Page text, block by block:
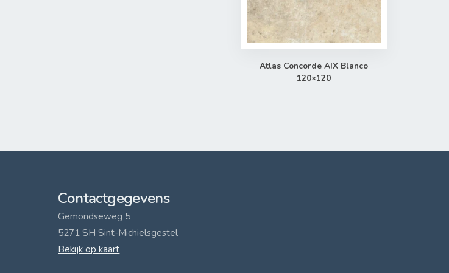
Atlas Concorde AIX Blanco
120×120
Contactgegevens
Gemondseweg 5
5271 SH Sint-Michielsgestel
Bekijk op kaart